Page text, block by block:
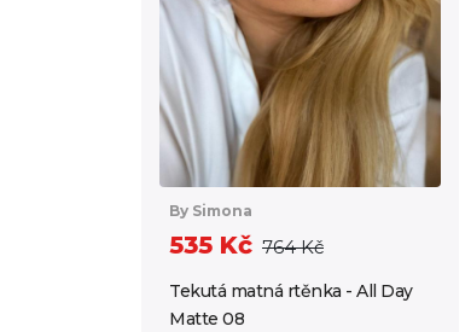
By Simona
535 Kč 764 Kč
Tekutá matná rtěnka - All Day
Matte 08